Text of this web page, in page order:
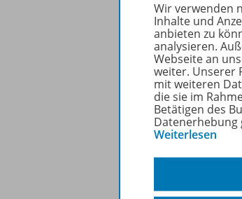
Wir verwenden
Inhalte und
anbieten zu
analysieren.
Webseite an
weiter. Unserer
mit weiteren
die sie im
Betätigen des
Datenerhebung
Weiterlesen